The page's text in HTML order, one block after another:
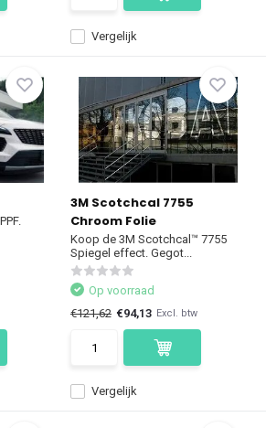
Vergelijk
3M Scotchcal 7755
Chroom Folie
Koop de 3M Scotchcal™ 7755
Spiegel effect. Gegot...
Vergelijk
Op voorraad
€121,62 €94,13 Excl. btw